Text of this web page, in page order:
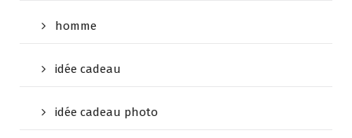
homme
idée cadeau
idée cadeau photo